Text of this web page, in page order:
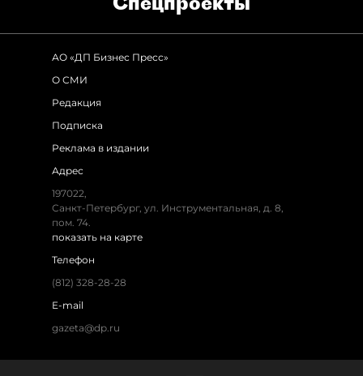
АО «ДП Бизнес Пресс»
О СМИ
Редакция
Подписка
Реклама в издании
Адрес
197022,
Санкт-Петербург, ул. Инструментальная, д. 8,
пом. 74.
показать на карте
Телефон
(812) 328-28-28
E-mail
gazeta@dp.ru